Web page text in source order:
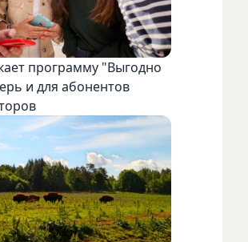
программу "Выгодно
и для абонентов